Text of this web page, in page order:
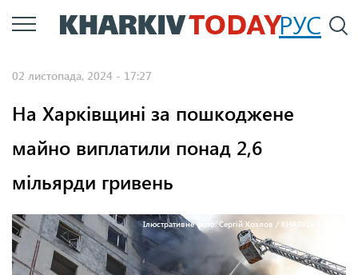
Перейти
до
РУС
02 листопада, 2024 - 17:27
На Харківщині за пошкоджене
майно виплатили понад 2,6
мільярди гривень
Ілюстративне фото: Сергій Козлов / KHARKIV Today